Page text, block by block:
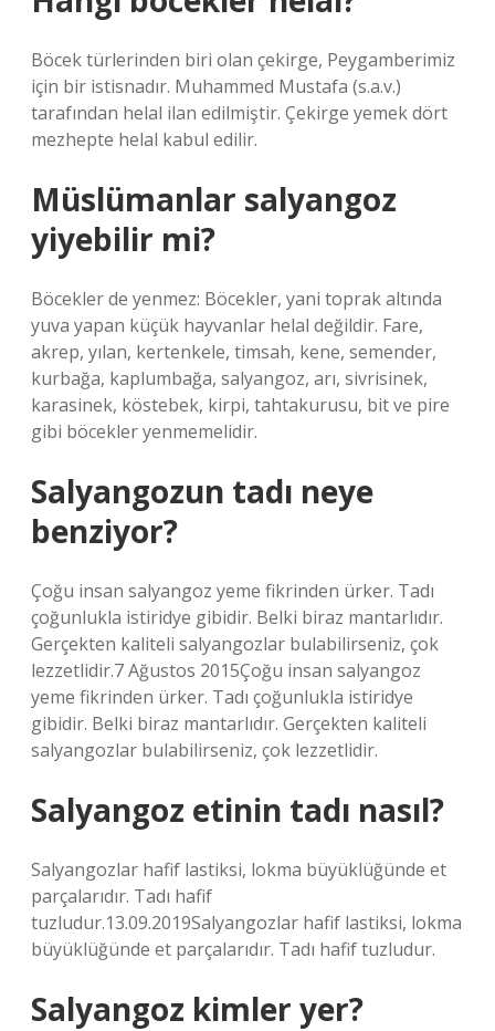
Böcek türlerinden biri olan çekirge, Peygamberimiz
için bir istisnadır. Muhammed Mustafa (s.a.v.)
tarafından helal ilan edilmiştir. Çekirge yemek dört
mezhepte helal kabul edilir.
Müslümanlar salyangoz
yiyebilir mi?
Böcekler de yenmez: Böcekler, yani toprak altında
yuva yapan küçük hayvanlar helal değildir. Fare,
akrep, yılan, kertenkele, timsah, kene, semender,
kurbağa, kaplumbağa, salyangoz, arı, sivrisinek,
karasinek, köstebek, kirpi, tahtakurusu, bit ve pire
gibi böcekler yenmemelidir.
Salyangozun tadı neye
benziyor?
Çoğu insan salyangoz yeme fikrinden ürker. Tadı
çoğunlukla istiridye gibidir. Belki biraz mantarlıdır.
Gerçekten kaliteli salyangozlar bulabilirseniz, çok
lezzetlidir.7 Ağustos 2015Çoğu insan salyangoz
yeme fikrinden ürker. Tadı çoğunlukla istiridye
gibidir. Belki biraz mantarlıdır. Gerçekten kaliteli
salyangozlar bulabilirseniz, çok lezzetlidir.
Salyangoz etinin tadı nasıl?
Salyangozlar hafif lastiksi, lokma büyüklüğünde et
parçalarıdır. Tadı hafif
tuzludur.13.09.2019Salyangozlar hafif lastiksi, lokma
büyüklüğünde et parçalarıdır. Tadı hafif tuzludur.
Salyangoz kimler yer?